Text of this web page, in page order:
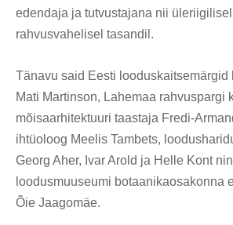
edendaja ja tutvustajana nii
rahvusvahelisel tasandil.
Tänavu said Eesti looduskaitsemärgid
Mati Martinson, Lahemaa rahvuspargi
mõisaarhitektuuri taastaja Fredi-
ihtüoloog Meelis Tambets,
Georg Aher, Ivar Arold ja Helle Kont
loodusmuuseumi botaanikaosakonna
Õie Jaagomäe.